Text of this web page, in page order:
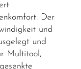
Der
und
und
Multitool,